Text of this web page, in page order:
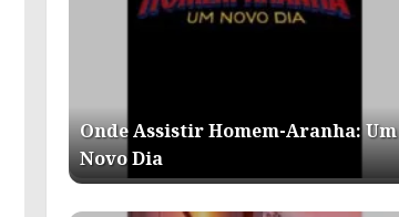
Onde Assistir Homem-Aranha: Um
Novo Dia